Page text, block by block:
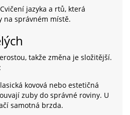
Cvičení jazyka a rtů, která
na správném místě.
takže změna je složitější.
kovová nebo estetičná
zuby do správné roviny. U
samotná brzda.